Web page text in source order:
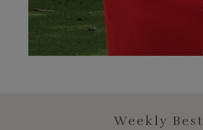
Weekly Best